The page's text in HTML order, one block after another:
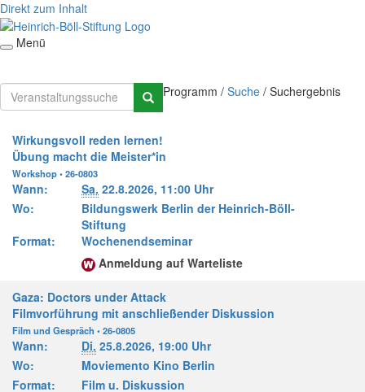
Direkt zum Inhalt
Menü
Programm / Suche / Suchergebnis
Wirkungsvoll reden lernen!
Übung macht die Meister*in
Workshop • 26-0803
Wann: Sa. 22.8.2026, 11:00 Uhr
Wo:
Bildungswerk Berlin der Heinrich-Böll-
Stiftung
Format:
Wochenendseminar
Anmeldung auf Warteliste
Gaza: Doctors under Attack
Filmvorführung mit anschließender Diskussion
Film und Gespräch • 26-0805
Wann: Di. 25.8.2026, 19:00 Uhr
Wo:
Moviemento Kino Berlin
Format:
Film u. Diskussion